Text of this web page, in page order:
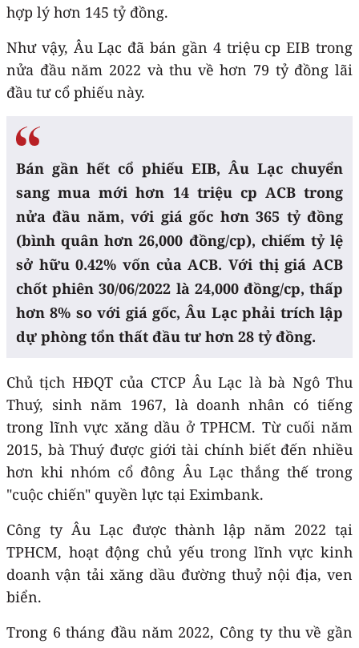
hợp lý hơn 145 tỷ đồng.
Như vậy, Âu Lạc đã bán gần 4 triệu cp EIB trong
nửa đầu năm 2022 và thu về hơn 79 tỷ đồng lãi
đầu tư cổ phiếu này.
Bán gần hết cổ phiếu EIB, Âu Lạc chuyển
sang mua mới hơn 14 triệu cp ACB trong
nửa đầu năm, với giá gốc hơn 365 tỷ đồng
(bình quân hơn 26,000 đồng/cp), chiếm tỷ lệ
sở hữu 0.42% vốn của ACB. Với thị giá ACB
chốt phiên 30/06/2022 là 24,000 đồng/cp, thấp
hơn 8% so với giá gốc, Âu Lạc phải trích lập
dự phòng tổn thất đầu tư hơn 28 tỷ đồng.
Chủ tịch HĐQT của CTCP Âu Lạc là bà Ngô Thu
Thuý, sinh năm 1967, là doanh nhân có tiếng
trong lĩnh vực xăng dầu ở TPHCM. Từ cuối năm
2015, bà Thuý được giới tài chính biết đến nhiều
hơn khi nhóm cổ đông Âu Lạc thắng thế trong
"cuộc chiến" quyền lực tại Eximbank.
Công ty Âu Lạc được thành lập năm 2022 tại
TPHCM, hoạt động chủ yếu trong lĩnh vực kinh
doanh vận tải xăng dầu đường thuỷ nội địa, ven
biển.
Trong 6 tháng đầu năm 2022, Công ty thu về gần